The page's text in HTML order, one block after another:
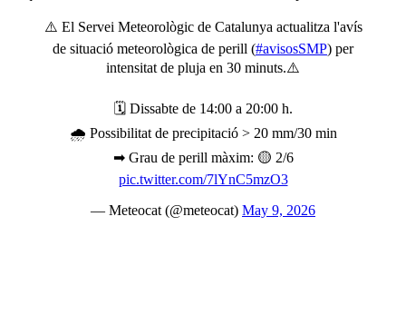
⚠️ El Servei Meteorològic de Catalunya actualitza l'avís
de situació meteorològica de perill (#avisosSMP) per
intensitat de pluja en 30 minuts.⚠️
🗓 Dissabte de 14:00 a 20:00 h.
🌧 Possibilitat de precipitació > 20 mm/30 min
➡ Grau de perill màxim: 🟡 2/6
pic.twitter.com/7lYnC5mzO3
— Meteocat (@meteocat) May 9, 2026